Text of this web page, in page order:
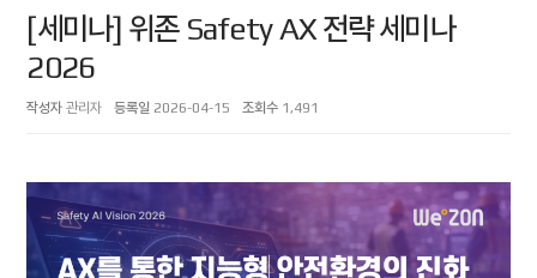
[세미나] 위존 Safety AX 전략 세미나
2026
작성자 관리자 등록일 2026-04-15 조회수 1,491